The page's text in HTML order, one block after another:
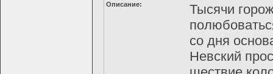
Описание:
Тысячи
со дня
Невский